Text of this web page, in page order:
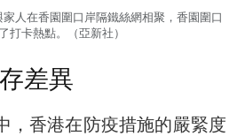
人在香園圍口岸隔鐵絲網相聚，香園圍口
打卡熱點。（亞新社）
差異
，香港在防疫措施的嚴緊度